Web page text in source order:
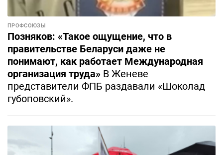
ПРОФСОЮЗЫ
Позняков: «Такое ощущение, что в
правительстве Беларуси даже не
понимают, как работает Международная
организация труда» В Женеве
представители ФПБ раздавали «Шоколад
губоповский».